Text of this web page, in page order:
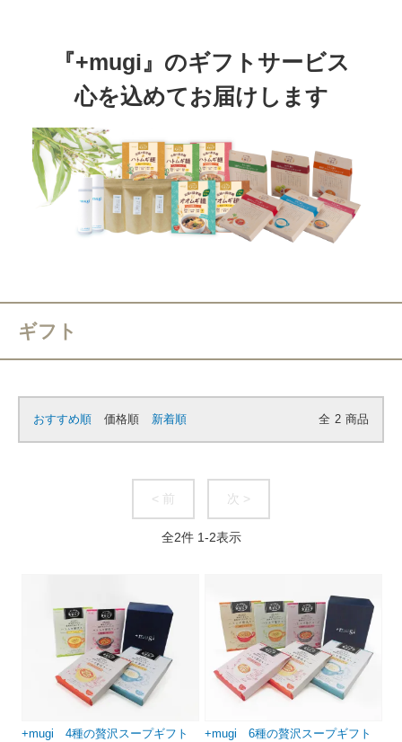
『+mugi』のギフトサービス
心を込めてお届けします
ギフト
おすすめ順 価格順 新着順 全 2 商品
< 前 次 >
全2件 1-2表示
+mugi 4種の贅沢スープギフト
+mugi 6種の贅沢スープギフト